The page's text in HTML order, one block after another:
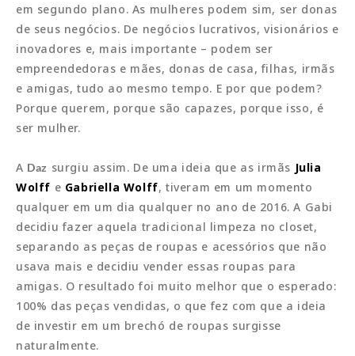
em segundo plano. As mulheres podem sim, ser donas
de seus negócios. De negócios lucrativos, visionários e
inovadores e, mais importante – podem ser
empreendedoras e mães, donas de casa, filhas, irmãs
e amigas, tudo ao mesmo tempo. E por que podem?
Porque querem, porque são capazes, porque isso, é
ser mulher.
A Daz surgiu assim. De uma ideia que as irmãs Julia
Wolff e Gabriella Wolff, tiveram em um momento
qualquer em um dia qualquer no ano de 2016. A Gabi
decidiu fazer aquela tradicional limpeza no closet,
separando as peças de roupas e acessórios que não
usava mais e decidiu vender essas roupas para
amigas. O resultado foi muito melhor que o esperado:
100% das peças vendidas, o que fez com que a ideia
de investir em um brechó de roupas surgisse
naturalmente.